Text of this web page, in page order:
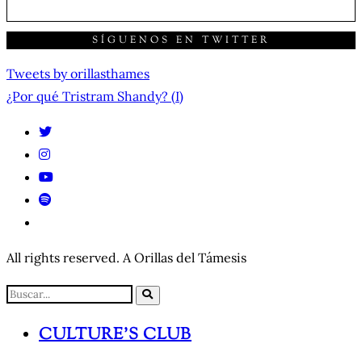
SÍGUENOS EN TWITTER
Tweets by orillasthames
NAVEGACIÓN
DE
ENTRADAS
¿Por qué Tristram Shandy? (I)
All rights reserved. A Orillas del Támesis
CULTURE’S CLUB